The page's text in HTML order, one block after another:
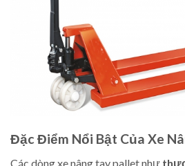
Đặc Điểm Nổi Bật Của Xe
Các dòng xe nâng tay pallet như